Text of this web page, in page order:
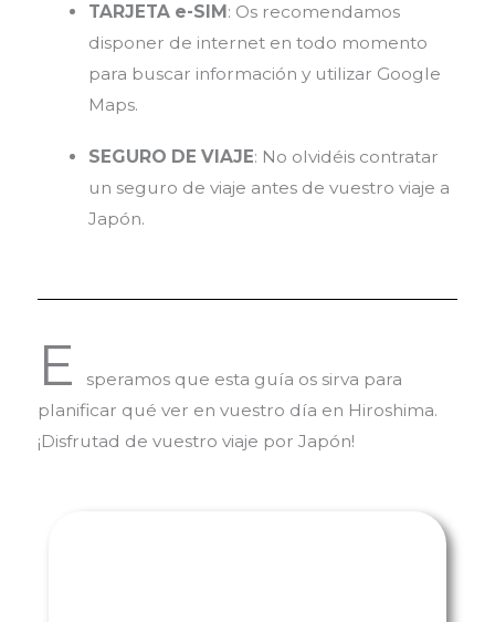
TARJETA e-SIM : Os recomendamos
disponer de internet en todo momento
para buscar información y utilizar Google
Maps.
SEGURO DE VIAJE: No olvidéis contratar
un seguro de viaje antes de vuestro viaje a
Japón.
E
speramos que esta guía os sirva para
planificar qué ver en vuestro día en Hiroshima.
¡Disfrutad de vuestro viaje por Japón!